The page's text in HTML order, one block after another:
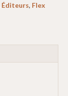
Éditeurs, Flex